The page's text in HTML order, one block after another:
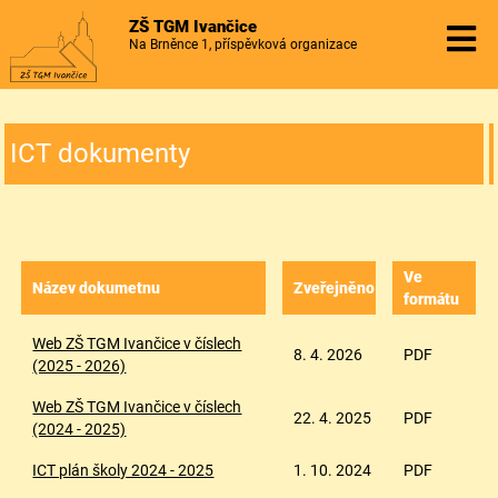
ZŠ TGM Ivančice
Na Brněnce 1, příspěvková organizace
ICT dokumenty
Název dokumetnu Zveřejněno
Ve
formátu
Web ZŠ TGM Ivančice v číslech
(2025 - 2026)
8. 4. 2026 PDF
Web ZŠ TGM Ivančice v číslech
(2024 - 2025)
22. 4. 2025 PDF
ICT plán školy 2024 - 2025 1. 10. 2024 PDF